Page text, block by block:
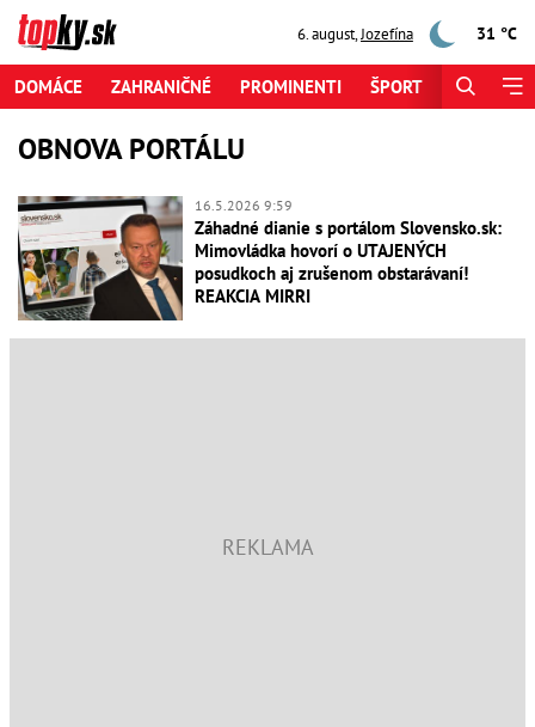
6. august,Jozefína 31 °C
DOMÁCE ZAHRANIČNÉ PROMINENTI ŠPORT
OBNOVA PORTÁLU
16.5.2026 9:59
Záhadné dianie s portálom Slovensko.sk:
Mimovládka hovorí o UTAJENÝCH
posudkoch aj zrušenom obstarávaní!
REAKCIA MIRRI